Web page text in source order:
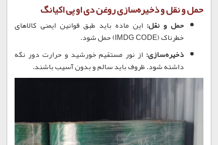
حمل و نقل و ذخیره‌سازی روغن دی او پی اکیانگ
حمل و نقل: این ماده باید طبق قوانین ایمنی کالاهای
خطرناک (IMDG CODE) حمل شود.
ذخیره‌سازی: از نور مستقیم خورشید و حرارت دور نگه
داشته شود. ظروف باید سالم و بدون آسیب باشند.